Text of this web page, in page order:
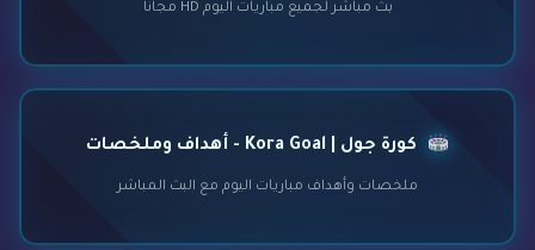
بث مباشر لجميع مباريات اليوم HD مجاناً
كورة جول | Kora Goal - أهداف وملخصات
ملخصات وأهداف مباريات اليوم مع البث المباشر